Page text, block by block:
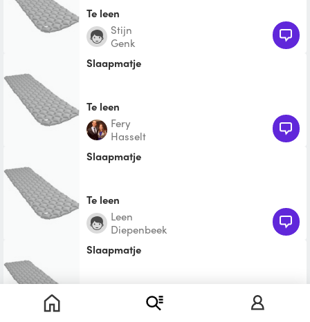
Te leen
Stijn
Genk
slaapmatje
Te leen
Fery
Hasselt
Slaapmatje
Te leen
Leen
Diepenbeek
Slaapmatje